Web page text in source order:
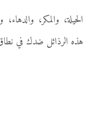
الحيلة، والمكر،
هذه الرذائل ضدك في